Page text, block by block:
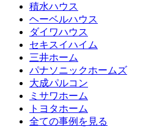
積水ハウス
ヘーベルハウス
ダイワハウス
セキスイハイム
三井ホーム
パナソニックホームズ
大成パルコン
ミサワホーム
トヨタホーム
全ての事例を見る